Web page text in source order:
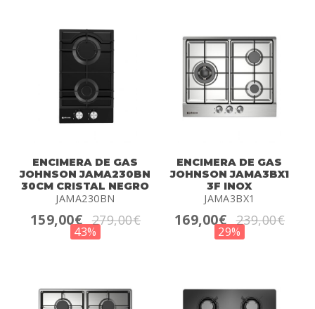
ENCIMERA DE GAS
JOHNSON JAMA230BN
30CM CRISTAL NEGRO
JAMA230BN
159,00€ 279,00€
43%
ENCIMERA DE GAS
JOHNSON JAMA3BX1
3F INOX
JAMA3BX1
169,00€ 239,00€
29%